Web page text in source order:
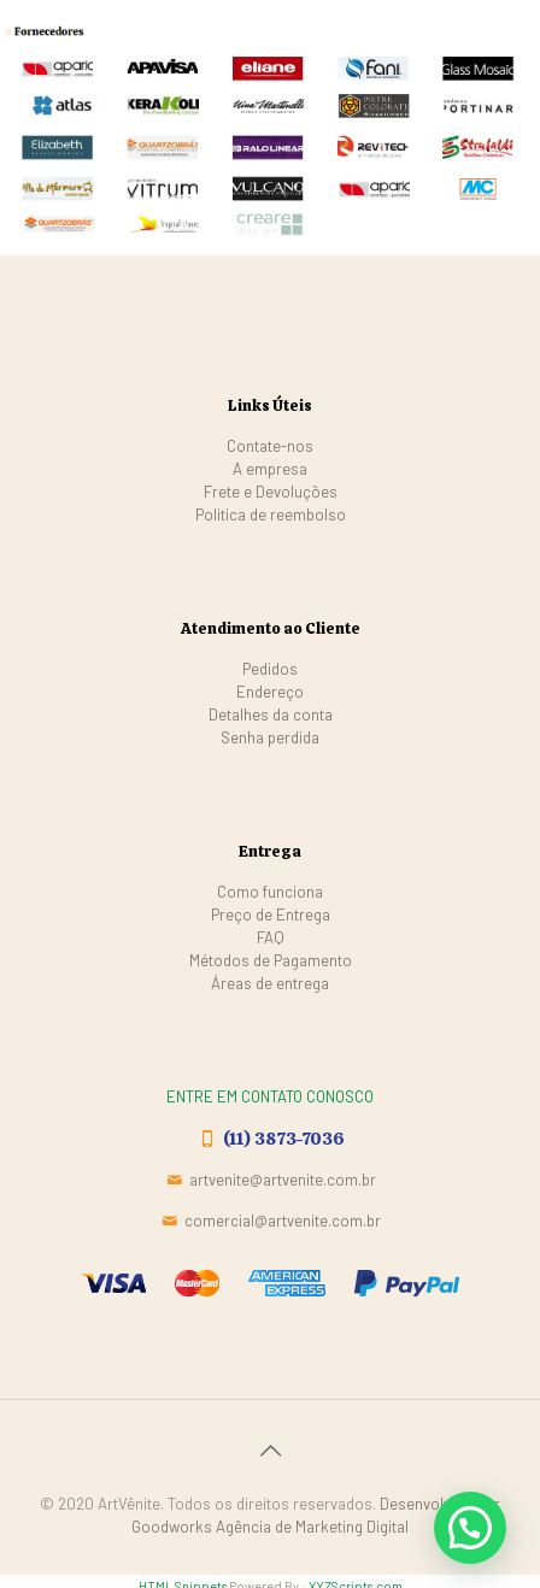
Links Úteis
Contate-nos
A empresa
Frete e Devoluções
Politica de reembolso
Atendimento ao Cliente
Pedidos
Endereço
Detalhes da conta
Senha perdida
Entrega
Como funciona
Preço de Entrega
FAQ
Métodos de Pagamento
Áreas de entrega
ENTRE EM CONTATO CONOSCO
(11) 3873-7036
artvenite@artvenite.com.br
comercial@artvenite.com.br
© 2020 ArtVênite. Todos os direitos reservados. Desenvolvido por
Goodworks Agência de Marketing Digital